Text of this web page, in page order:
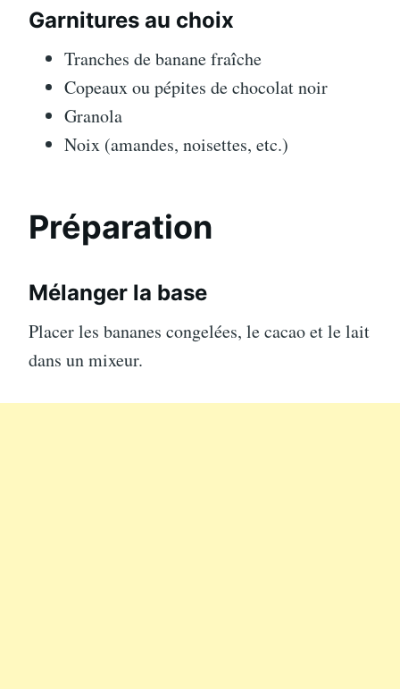
Garnitures au choix
Tranches de banane fraîche
Copeaux ou pépites de chocolat noir
Granola
Noix (amandes, noisettes, etc.)
Préparation
Mélanger la base
Placer les bananes congelées, le cacao et le lait
dans un mixeur.